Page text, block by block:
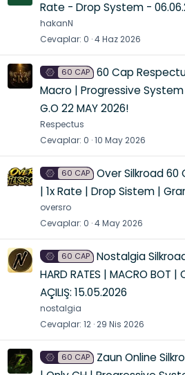
Rate - Drop System -
hakanN
Cevaplar 0 4 Haz 2026
60 CAP
60 Cap
Macro | Progressive
G.O 22 MAY 2026!
Respectus
Cevaplar 0 10 May 2026
60 CAP
Over Silkroad 60
| 1x Rate | Drop Sistem |
oversro
Cevaplar 0 4 May 2026
60 CAP
Nostalgia
HARD RATES | MACRO BOT |
AÇILIŞ: 15.05.2026
nostalgia
Cevaplar 12 29 Nis 2026
60 CAP
Zaun Online